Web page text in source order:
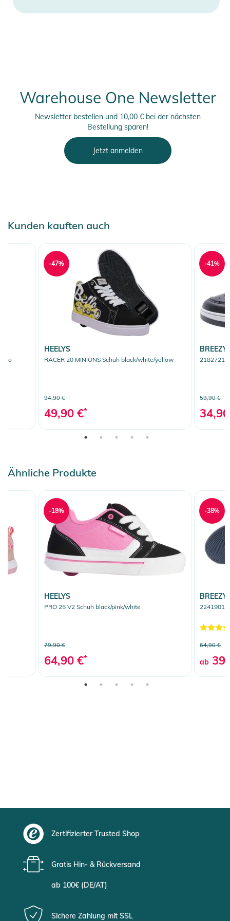
Warehouse One Newsletter
Newsletter bestellen und 10,00 € bei der nächsten
Bestellung sparen!
Jetzt anmelden
Kunden kauften auch
HEELYS
RACER 20 MINIONS Schuh black/white/yellow
94,90 €
49,90 €*
-47%
2182721
59,90 €
-41%
Ähnliche Produkte
HEELYS
PRO 25 V2 Schuh black/pink/white
79,90 €
64,90 €*
-18%
2241901
64,90 €
ab
-38%
Zertifizierter Trusted Shop
Gratis Hin- & Rückversand
ab 100€ (DE/AT)
Sichere Zahlung mit SSL